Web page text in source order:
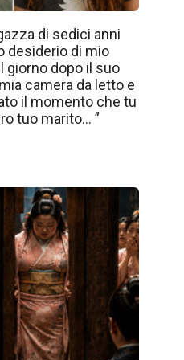
di sedici anni
desiderio di mio
giorno dopo il suo
camera da letto e
il momento che tu
tuo marito… ”